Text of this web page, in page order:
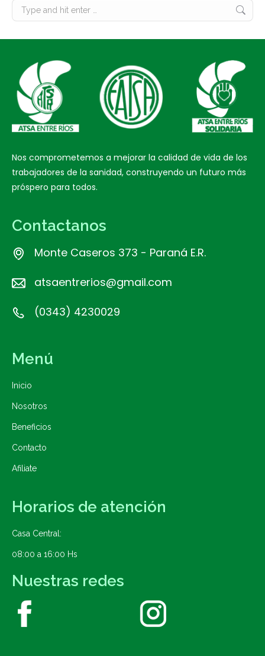
Search:
Nos comprometemos a mejorar la calidad de vida de los
trabajadores de la sanidad, construyendo un futuro más
próspero para todos.
Contactanos
Monte Caseros 373 - Paraná E.R.
atsaentrerios@gmail.com
(0343) 4230029
Menú
Inicio
Nosotros
Beneficios
Contacto
Afiliate
Horarios de atención
Casa Central:
08:00 a 16:00 Hs
Nuestras redes